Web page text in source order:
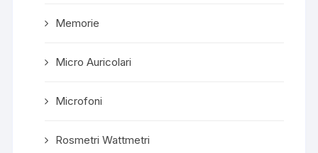
Memorie
Micro Auricolari
Microfoni
Rosmetri Wattmetri